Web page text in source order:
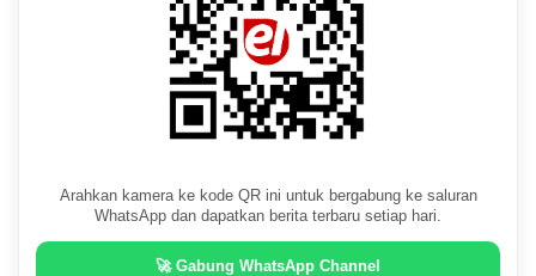
Arahkan kamera ke kode QR ini untuk bergabung ke saluran
WhatsApp dan dapatkan berita terbaru setiap hari.
🚀 Gabung WhatsApp Channel